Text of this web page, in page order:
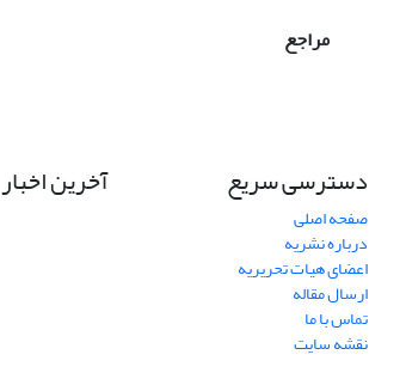
مراجع
دسترسی سریع
صفحه اصلی
درباره نشریه
اعضای هیات تحریریه
ارسال مقاله
تماس با ما
نقشه سایت
آخرین اخبار